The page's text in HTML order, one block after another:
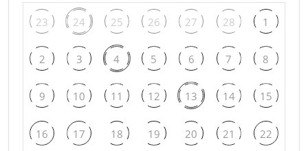
23 24 25 26 27 28 1
2 3 4 5 6 7 8
9 10 11 12 13 14 15
16 17 18 19 20 21 22